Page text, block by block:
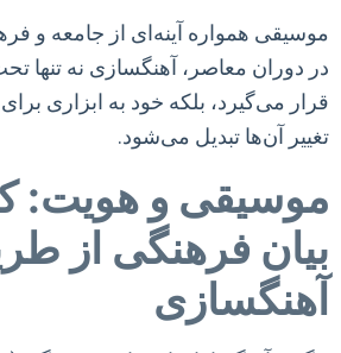
موسیقی همواره آینه‌ای از جامعه و
در دوران معاصر، آهنگسازی نه تنها
قرار می‌گیرد، بلکه خود به ابزاری برای
تغییر آن‌ها تبدیل می‌شود.
موسیقی و هویت:
بیان فرهنگی از
آهنگسازی